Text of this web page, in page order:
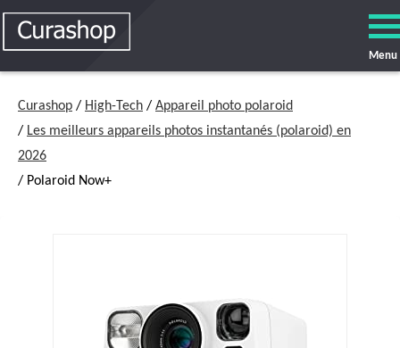
Menu
Curashop / High-Tech / Appareil photo polaroid
/ Les meilleurs appareils photos instantanés (polaroid) en
2026
/ Polaroid Now+